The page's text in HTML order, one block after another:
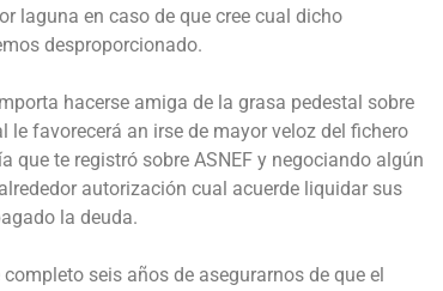
laguna en caso de que cree cual dicho
desproporcionado.
hacerse amiga de la grasa pedestal sobre
favorecerá an irse de mayor veloz del fichero
que te registró sobre ASNEF y negociando algún
autorización cual acuerde liquidar sus
la deuda.
seis años de asegurarnos de que el